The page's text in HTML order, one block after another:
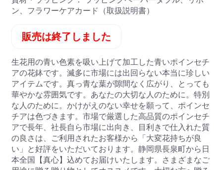
ン、フラワーケアカード（取扱説明書）
販売は終了しました
生花用の青い色素を吸い上げて加工した青いポインセチ
アの花鉢です。滅多に市場には出回らない本当に珍しい
アイテムです。真っ青な葉が隙間なく広がり、とっても
華やかな雰囲気です。あなたの大切な人のために。特別
な人のために。かけがえのない幸せを願って、ポインセ
チアは色づきます。市場で厳選した高品質のポインセチ
アで長年、社長自ら市場に出向き、目利きで仕入れた質
の良さは、ご利用されたお客様から「大変花持ちが良
い」と好評をいただいております。静岡県長泉町から日
本全国【真心】込めてお届けいたします。さまざまなご